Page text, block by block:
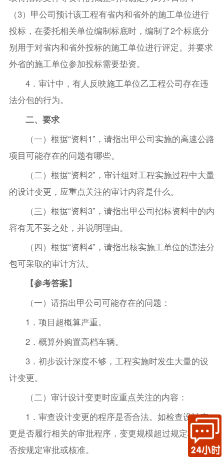
（3）甲公司预计该工程有省内和省外的施工单位进行
投标，在委托相关单位编制标底时，编制了2个标底分
别用于对省内和省外投标的施工单位进行评定。并要求
外省的施工单位参加投标需要垫资。
4．审计中，有人反映施工单位乙工程公司存在违
法分包的行为。
二、要求
（一）根据“资料1”，请指出甲公司实施的高速公路
项目可能存在的问题有哪些。
（二）根据“资料2”，审计组对工程实施过程中大量
的设计变更，应重点关注的审计内容是什么。
（三）根据“资料3”，请指出甲公司招标资料中的内
容有无不妥之处，并说明理由。
（四）根据“资料4”，请指出核实施工单位的违法分
包可采取的审计方法。
【参考答案】
（一）请指出甲公司可能存在的问题：
1．项目超概算严重。
2．概算外购置高档车辆。
3．初步设计深度不够，工程实施时发生大量的设
计变更。
（二）审计设计变更时应重点关注的内容：
1．审查设计变更的程序是否合法。如检查设计变
更是否履行相关的审批程序，变更规模超过规定标准是
否按规定审批或核准。